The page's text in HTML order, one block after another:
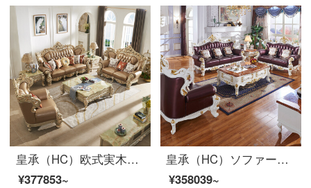
皇承（HC）欧式実木ソファ軽豪華客間家具描金両面彫刻真皮ソファセット【シングルポジション+ツインポジション+4人位】
¥377853~
皇承（HC）ソファー欧式実木ソファリビング家具本革ソファ123セット827洋室の大型ソファーシングル+二人+四人【パールホワイト】
¥358039~